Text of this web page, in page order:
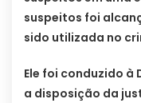
suspeitos foi
sido utilizada no
Ele foi conduzido à
a disposição da